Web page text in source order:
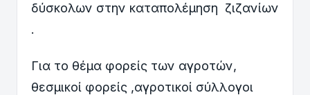
δύσκολων στην καταπολέμηση ζιζανίων
.
Για το θέμα φορείς των αγροτών,
θεσμικοί φορείς ,αγροτικοί σύλλογοι